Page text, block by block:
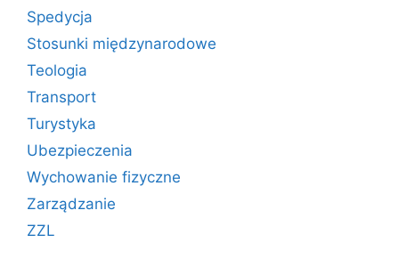
Spedycja
Stosunki międzynarodowe
Teologia
Transport
Turystyka
Ubezpieczenia
Wychowanie fizyczne
Zarządzanie
ZZL